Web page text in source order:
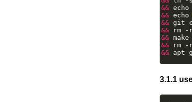
&&
&& echo
&& git
&& rm -
&&
&& rm
&& apt-